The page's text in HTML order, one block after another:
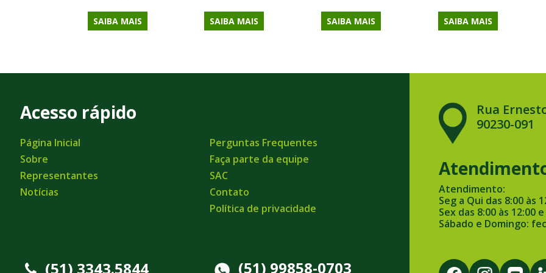
SAIBA MAIS SAIBA MAIS SAIBA MAIS SAIBA MAIS
Acesso rápido
Página Inicial
Sobre
Representantes
Notícias
Perguntas Frequentes
Faça parte da equipe
SAC
Contato
Política de privacidade
(51) 3343.5844 (51) 99858-0703
Rua
90230-091
Atendimento:
Seg a Qui das 8:00 às
Sex das 8:00 às 12:00
Sábado e Domingo: